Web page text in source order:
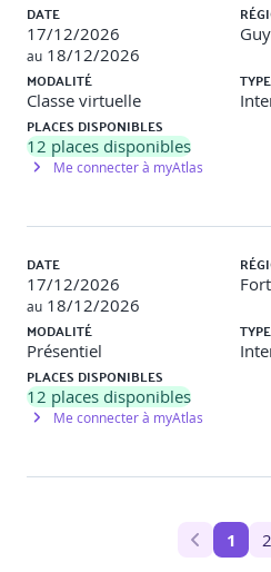
DATE
17/12/2026
au 18/12/2026
MODALITÉ
Classe virtuelle
TYPE
PLACES DISPONIBLES
12 places disponibles
Me connecter à myAtlas
DATE
17/12/2026
au 18/12/2026
MODALITÉ
Présentiel
TYPE
PLACES DISPONIBLES
12 places disponibles
Me connecter à myAtlas
1 2